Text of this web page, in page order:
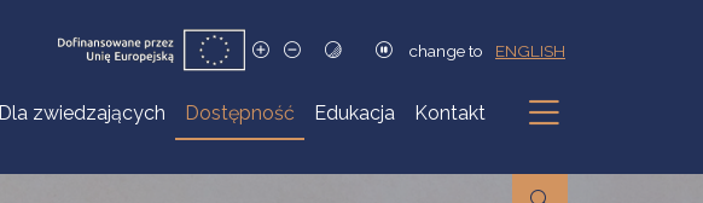
change to ENGLISH
Dla zwiedzających Dostępność Edukacja Kontakt
Podmenu